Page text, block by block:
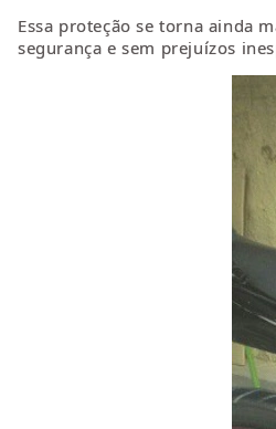
Essa proteção se torna ainda
segurança e sem prejuízos